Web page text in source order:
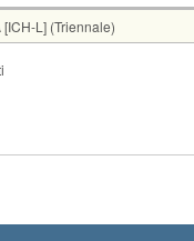
L] (Triennale)
Note